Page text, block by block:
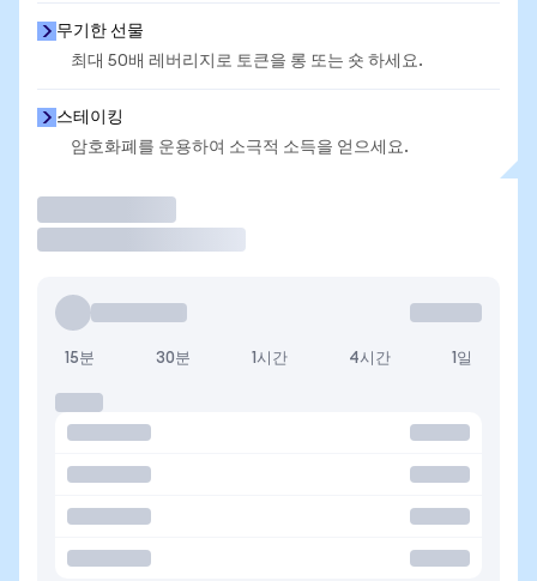
무기한 선물
최대 50배 레버리지로 토큰을 롱 또는 숏 하세요.
스테이킹
암호화폐를 운용하여 소극적 소득을 얻으세요.
15분 30분 1시간 4시간 1일